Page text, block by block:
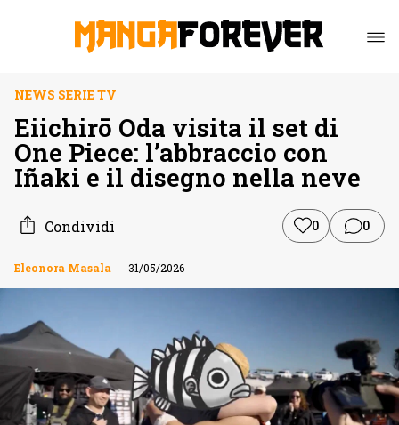
NEWS SERIE TV
Eiichirō Oda visita il set di
One Piece: l’abbraccio con
Iñaki e il disegno nella neve
Condividi 0 0
Eleonora Masala 31/05/2026